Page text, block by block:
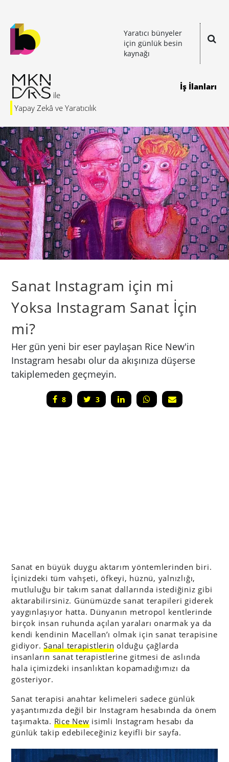
Yaratıcı bünyeler
için günlük besin
kaynağı
Yapay Zekâ ve Yaratıcılık
İş İlanları
Sanat Instagram için mi
Yoksa Instagram Sanat İçin
mi?
Her gün yeni bir eser paylaşan Rice New'in
Instagram hesabı olur da akışınıza düşerse
takiplemeden geçmeyin.
8 3
Sanat en büyük duygu aktarım yöntemlerinden biri.
İçinizdeki tüm vahşeti, öfkeyi, hüznü, yalnızlığı,
mutluluğu bir takım sanat dallarında istediğiniz gibi
aktarabilirsiniz. Günümüzde sanat terapileri giderek
yaygınlaşıyor hatta. Dünyanın metropol kentlerinde
birçok insan ruhunda açılan yaraları onarmak ya da
kendi kendinin Macellan’ı olmak için sanat terapisine
gidiyor.Sanal terapistlerin olduğu çağlarda
insanların sanat terapistlerine gitmesi de aslında
hala içimizdeki insanlıktan kopamadığımızı da
gösteriyor.
Sanat terapisi anahtar kelimeleri sadece günlük
yaşantımızda değil bir Instagram hesabında da önem
taşımakta. Rice New isimli Instagram hesabı da
günlük takip edebileceğiniz keyifli bir sayfa.